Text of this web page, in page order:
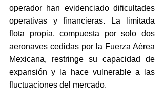
operador han evidenciado dificultades
operativas y financieras. La limitada
flota propia, compuesta por solo dos
aeronaves cedidas por la Fuerza Aérea
Mexicana, restringe su capacidad de
expansión y la hace vulnerable a las
fluctuaciones del mercado.